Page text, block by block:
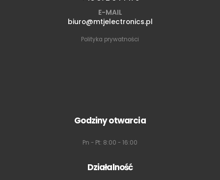
E-MAIL
biuro@mtjelectronics.pl
Polityka prywatności
Godziny otwarcia
Pn - Pt: 8:00 - 16:00
Działalność